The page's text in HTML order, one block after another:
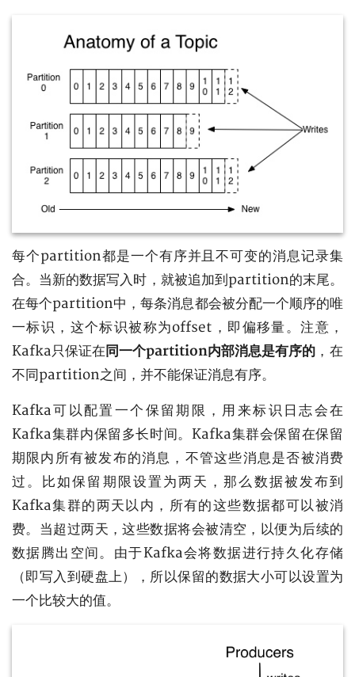
每个partition都是一个有序并且不可变的消息记录集
合。当新的数据写入时，就被追加到partition的末尾。
在每个partition中，每条消息都会被分配一个顺序的唯
一标识，这个标识被称为offset，即偏移量。注意，
Kafka只保证在同一个partition内部消息是有序的 ，在
不同partition之间，并不能保证消息有序。
Kafka可以配置一个保留期限，用来标识日志会在
Kafka集群内保留多长时间。Kafka集群会保留在保留
期限内所有被发布的消息，不管这些消息是否被消费
过。比如保留期限设置为两天，那么数据被发布到
Kafka集群的两天以内，所有的这些数据都可以被消
费。当超过两天，这些数据将会被清空，以便为后续的
数据腾出空间。由于Kafka会将数据进行持久化存储
（即写入到硬盘上），所以保留的数据大小可以设置为
一个比较大的值。